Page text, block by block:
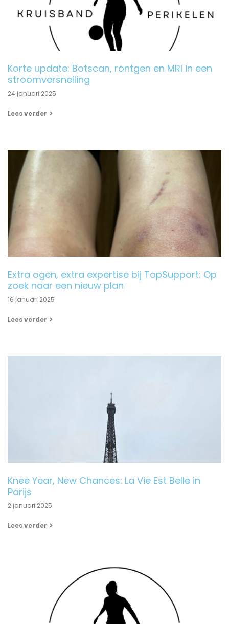
Korte update: Botscan, röntgen en MRI in een
stroomversnelling
24 januari 2025
Lees verder
Extra ogen, extra expertise bij TopSupport: Op
zoek naar een nieuw plan
16 januari 2025
Lees verder
Knee Year, New Chances: La Vie Est Belle in
Parijs
2 januari 2025
Lees verder